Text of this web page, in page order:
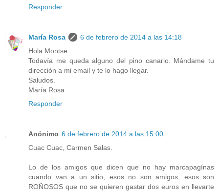
Responder
María Rosa
6 de febrero de 2014 a las 14:18
Hola Montse.
Todavía me queda alguno del pino canario. Mándame tu
dirección a mi email y te lo hago llegar.
Saludos.
María Rosa
Responder
Anónimo 6 de febrero de 2014 a las 15:00
Cuac Cuac, Carmen Salas.
Lo de los amigos que dicen que no hay marcapagínas
cuando van a un sitio, esos no son amigos, esos son
ROÑOSOS que no se quieren gastar dos euros en llevarte